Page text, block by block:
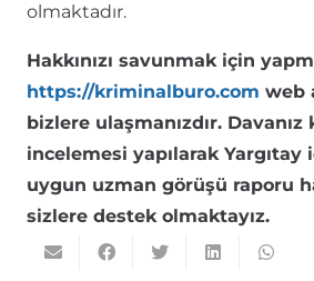
olmaktadır.
Hakkınızı savunmak için
https://kriminalburo.com web
bizlere ulaşmanızdır.
incelemesi yapılarak Yargıtay
uygun uzman görüşü raporu
sizlere destek olmaktayız.